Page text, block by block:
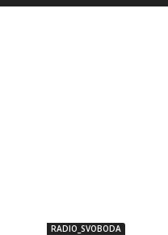
RADIO_SVOBODA